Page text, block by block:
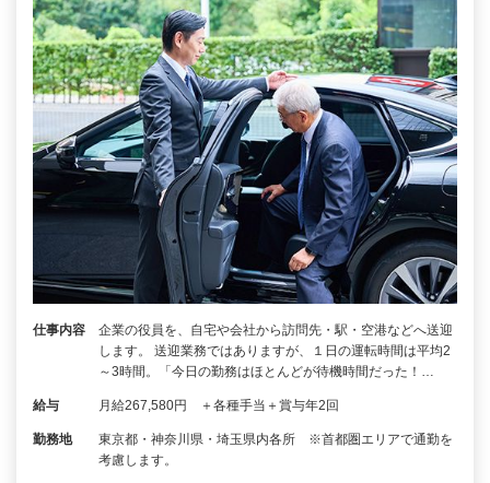
仕事内容
企業の役員を、自宅や会社から訪問先・駅・空港などへ送迎
します。 送迎業務ではありますが、１日の運転時間は平均2
～3時間。「今日の勤務はほとんどが待機時間だった！…
給与 月給267,580円 ＋各種手当＋賞与年2回
勤務地
東京都・神奈川県・埼玉県内各所 ※首都圏エリアで通勤を
考慮します。